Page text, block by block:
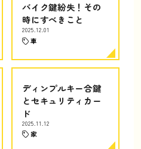
バイク鍵紛失！その
時にすべきこと
2025.12.01
車
ディンプルキー合鍵
とセキュリティカー
ド
2025.11.12
家